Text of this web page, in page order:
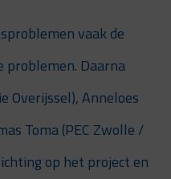
vaak de
Daarna
Overijssel), Anneloes
Toma (PEC Zwolle /
op het project en